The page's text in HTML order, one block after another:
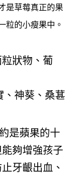
是草莓真正的果
粒的小瘦果中。
狀物、葡
神葵、桑葚
是蘋果的十
夠增強孩子
牙齦出血、